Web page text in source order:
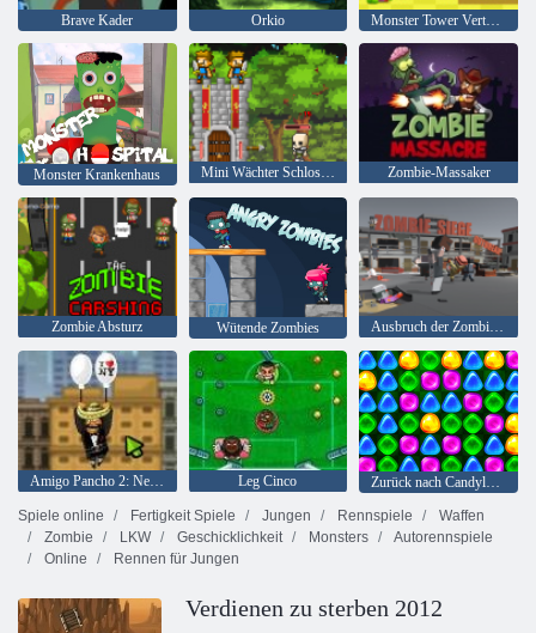
Brave Kader Orkio Monster Tower Verteidigung
Monster Krankenhaus Mini Wächter Schloss Verteidigung Zombie-Massaker
Zombie Absturz Wütende Zombies Ausbruch der Zombie-Belagerung
Amigo Pancho 2: New York Party Leg Cinco
Zurück nach Candyland 4: Lollipop Garden
Spiele online
Fertigkeit Spiele Jungen Rennspiele
Waffen
Zombie
LKW Geschicklichkeit Monsters
Autorennspiele
Online
Rennen für Jungen
Verdienen zu sterben 2012